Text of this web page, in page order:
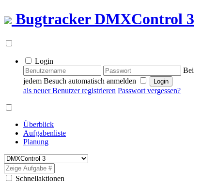
BugtrackerDMXControl 3
Login
Bei
jedem Besuch automatisch anmelden
als neuer Benutzer registrieren Passwort vergessen?
Überblick
Aufgabenliste
Planung
Schnellaktionen